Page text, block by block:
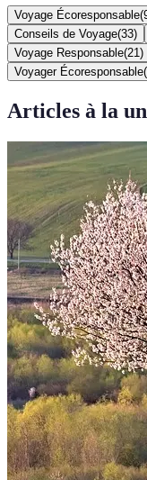
Voyage Écoresponsable(
Conseils de Voyage(33)
Voyage Responsable(21 )
Voyager Écoresponsable(
Articles à la